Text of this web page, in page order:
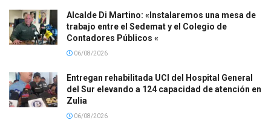
Alcalde Di Martino: «Instalaremos una mesa de
trabajo entre el Sedemat y el Colegio de
Contadores Públicos «
06/08/2026
Entregan rehabilitada UCI del Hospital General
del Sur elevando a 124 capacidad de atención en
Zulia
06/08/2026